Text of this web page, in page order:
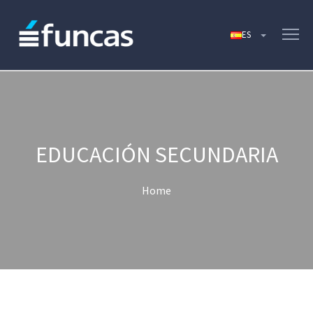
EDUCACIÓN SECUNDARIA
Home